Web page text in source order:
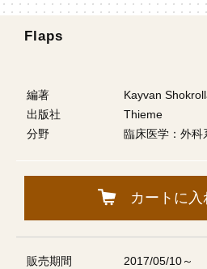
Flaps
編著
Kayvan
出版社
Thieme
分野
臨床医学：外科
カートに入
販売期間
2017/05/10～